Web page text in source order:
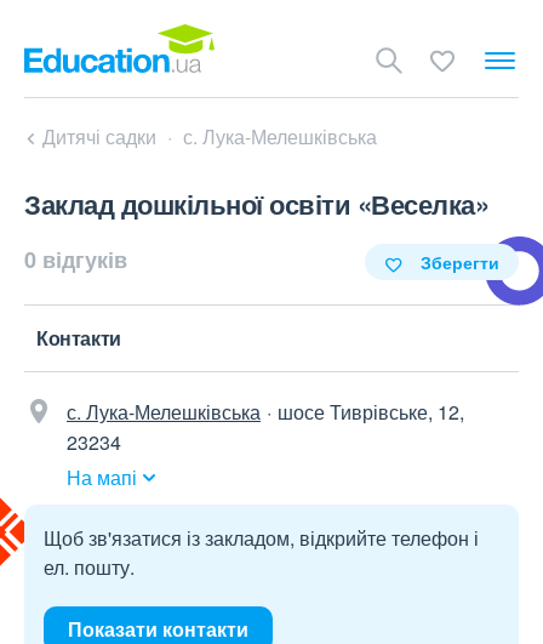
Дитячі садки с. Лука-Мелешківська
Заклад дошкільної освіти «Веселка»
0 відгуків Зберегти
Контакти
с. Лука-Мелешківська
шосе Тиврівське, 12,
23234
На мапі
Щоб зв'язатися із закладом, відкрийте телефон і
ел. пошту.
Показати контакти